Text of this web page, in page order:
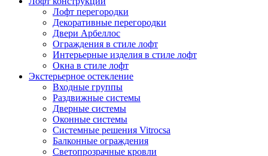
Лофт перегородки
Декоративные перегородки
Двери Арбеллос
Ограждения в стиле лофт
Интерьерные изделия в стиле лофт
Окна в стиле лофт
Экстерьерное остекление
Входные группы
Раздвижные системы
Дверные системы
Оконные системы
Системные решения Vitrocsa
Балконные ограждения
Светопрозрачные кровли